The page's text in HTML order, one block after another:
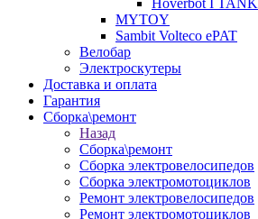
Hoverbot I TANK
MYTOY
Sambit Volteco ePAT
Велобар
Электроскутеры
Доставка и оплата
Гарантия
Сборка\ремонт
Назад
Сборка\ремонт
Сборка электровелосипедов
Сборка электромотоциклов
Ремонт электровелосипедов
Ремонт электромотоциклов